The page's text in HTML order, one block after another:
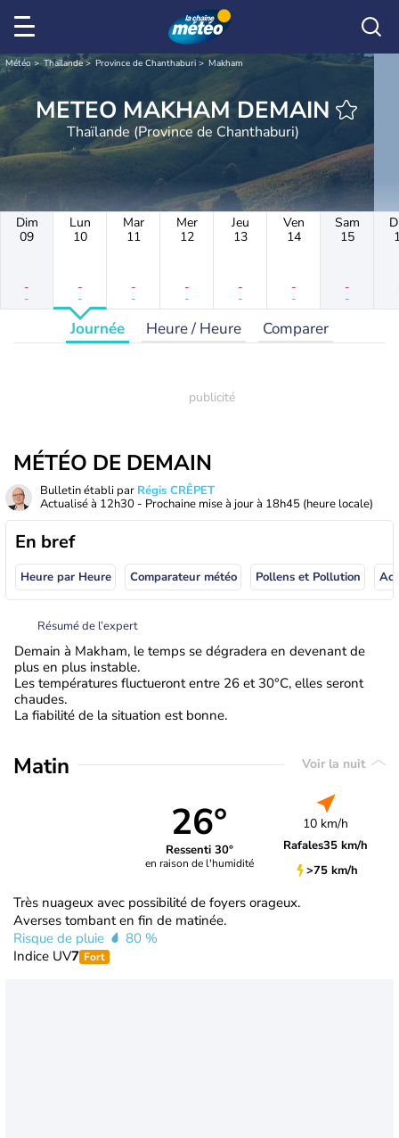
Météo Thaïlande Province de Chanthaburi Makham
METEO MAKHAM DEMAIN
Thaïlande (Province de Chanthaburi)
Dim
09
-
-
Lun
10
-
-
Mar
11
-
-
Mer
12
-
-
Jeu
13
-
-
Ven
14
-
-
Sam
15
-
-
Journée Heure / Heure Comparer
MÉTÉO DE DEMAIN
Bulletin établi par Régis CRÊPET
Actualisé à 12h30 - Prochaine mise à jour à 18h45 (heure locale)
En bref
Heure par Heure Comparateur météo Pollens et Pollution
Résumé de l’expert
Demain à Makham, le temps se dégradera en devenant de
plus en plus instable.
Les températures fluctueront entre 26 et 30°C, elles seront
chaudes.
La fiabilité de la situation est bonne.
Matin Voir la nuit
26°
Ressenti 30°
en raison de l'humidité
10 km/h
Rafales35 km/h
>75 km/h
Très nuageux avec possibilité de foyers orageux.
Averses tombant en fin de matinée.
Risque de pluie
80 %
Indice UV7 Fort